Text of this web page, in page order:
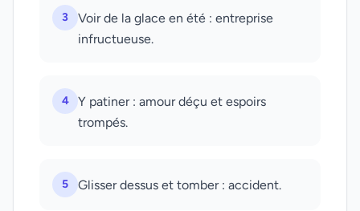
3
Voir de la glace en été : entreprise
infructueuse.
4
Y patiner : amour déçu et espoirs
trompés.
5 Glisser dessus et tomber : accident.